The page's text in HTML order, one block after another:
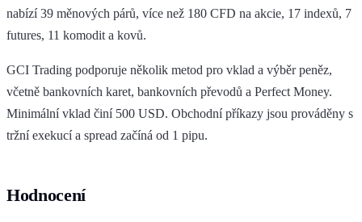
nabízí 39 měnových párů, více než 180 CFD na akcie, 17 indexů, 7
futures, 11 komodit a kovů.
GCI Trading podporuje několik metod pro vklad a výběr peněz,
včetně bankovních karet, bankovních převodů a Perfect Money.
Minimální vklad činí 500 USD. Obchodní příkazy jsou prováděny s
tržní exekucí a spread začíná od 1 pipu.
Hodnocení